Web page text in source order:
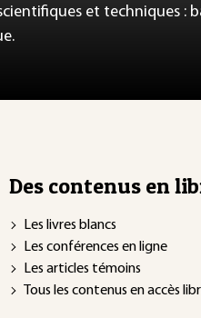
et techniques :
Des contenus en
Les livres blancs
Les conférences en ligne
Les articles témoins
Tous les contenus en accès